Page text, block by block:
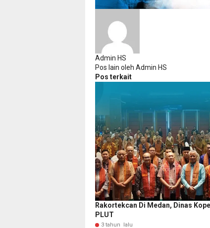
Admin HS
Pos lain oleh Admin HS
Pos terkait
Rakortekcan Di Medan, Dinas
PLUT
3 tahun lalu